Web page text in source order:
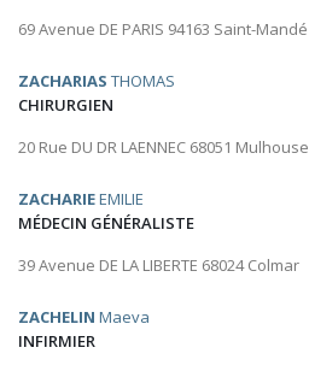
69 Avenue DE PARIS 94163 Saint-Mandé
ZACHARIAS THOMAS
CHIRURGIEN
20 Rue DU DR LAENNEC 68051 Mulhouse
ZACHARIEEMILIE
MÉDECIN GÉNÉRALISTE
39 Avenue DE LA LIBERTE 68024 Colmar
ZACHELIN Maeva
INFIRMIER